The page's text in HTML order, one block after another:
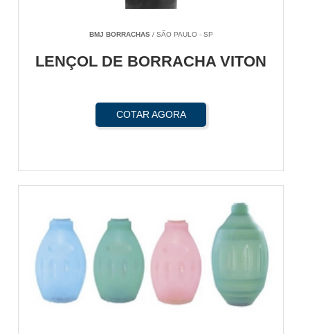
BMJ BORRACHAS/ SÃO PAULO - SP
LENÇOL DE BORRACHA VITON
COTAR AGORA